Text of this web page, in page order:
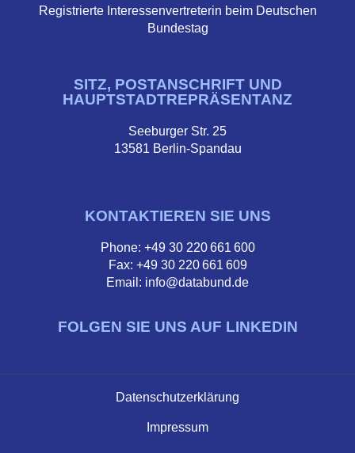
Registrierte Interessenvertreterin beim Deutschen
Bundestag
SITZ, POSTANSCHRIFT UND
HAUPTSTADTREPRÄSENTANZ
Seeburger Str. 25
13581 Berlin-Spandau
KONTAKTIEREN SIE UNS
Phone: +49 30 220 661 600
Fax: +49 30 220 661 609
Email: info@databund.de
FOLGEN SIE UNS AUF LINKEDIN
Datenschutzerklärung
Impressum